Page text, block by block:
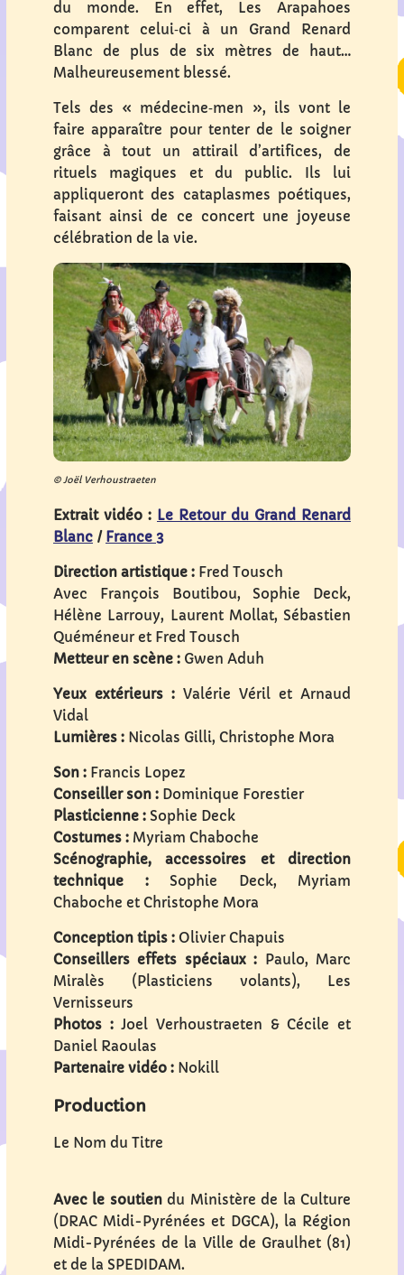
du monde. En effet, Les Arapahoes
comparent celui‐ci à un Grand Renard
Blanc de plus de six mètres de haut…
Malheureusement blessé.
Tels des « médecine‐men », ils vont le
faire apparaître pour tenter de le soigner
grâce à tout un attirail d’artifices, de
rituels magiques et du public. Ils lui
appliqueront des cataplasmes poétiques,
faisant ainsi de ce concert une joyeuse
célébration de la vie.
© Joël Verhoustraeten
Extrait vidéo : Le Retour du Grand Renard
Blanc / France 3
Direction artistique : Fred Tousch
Avec François Boutibou, Sophie Deck,
Hélène Larrouy, Laurent Mollat, Sébastien
Quéméneur et Fred Tousch
Metteur en scène : Gwen Aduh
Yeux extérieurs : Valérie Véril et Arnaud
Vidal
Lumières : Nicolas Gilli, Christophe Mora
Son : Francis Lopez
Conseiller son : Dominique Forestier
Plasticienne : Sophie Deck
Costumes : Myriam Chaboche
Scénographie, accessoires et direction
technique : Sophie Deck, Myriam
Chaboche et Christophe Mora
Conception tipis : Olivier Chapuis
Conseillers effets spéciaux : Paulo, Marc
Miralès (Plasticiens volants), Les
Vernisseurs
Photos :Joel Verhoustraeten & Cécile et
Daniel Raoulas
Partenaire vidéo : Nokill
Production
Le Nom du Titre
Avec le soutiendu Ministère de la Culture
(DRAC Midi-Pyrénées et DGCA), la Région
Midi-Pyrénées de la Ville de Graulhet (81)
et de la SPEDIDAM.